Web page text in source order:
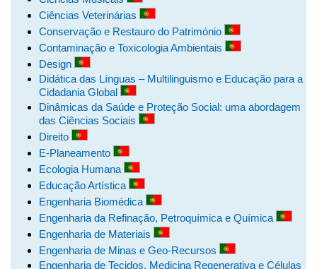
Ciências Veterinárias
Conservação e Restauro do Património
Contaminação e Toxicologia Ambientais
Design
Didática das Línguas – Multilinguismo e Educação para a
Cidadania Global
Dinâmicas da Saúde e Proteção Social: uma abordagem
das Ciências Sociais
Direito
E-Planeamento
Ecologia Humana
Educação Artística
Engenharia Biomédica
Engenharia da Refinação, Petroquímica e Química
Engenharia de Materiais
Engenharia de Minas e Geo-Recursos
Engenharia de Tecidos, Medicina Regenerativa e Células